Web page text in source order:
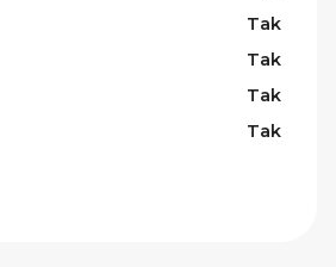
Tak
Tak
Tak
Tak